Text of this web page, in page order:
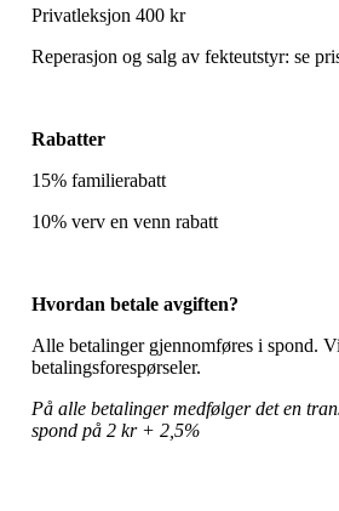
Privatleksjon 400 kr
Reperasjon og salg av fekteutstyr: se
Rabatter
15% familierabatt
10% verv en venn rabatt
Hvordan betale avgiften?
Alle betalinger gjennomføres i spond.
betalingsforespørseler.
På alle betalinger medfølger det en
spond på 2 kr + 2,5%